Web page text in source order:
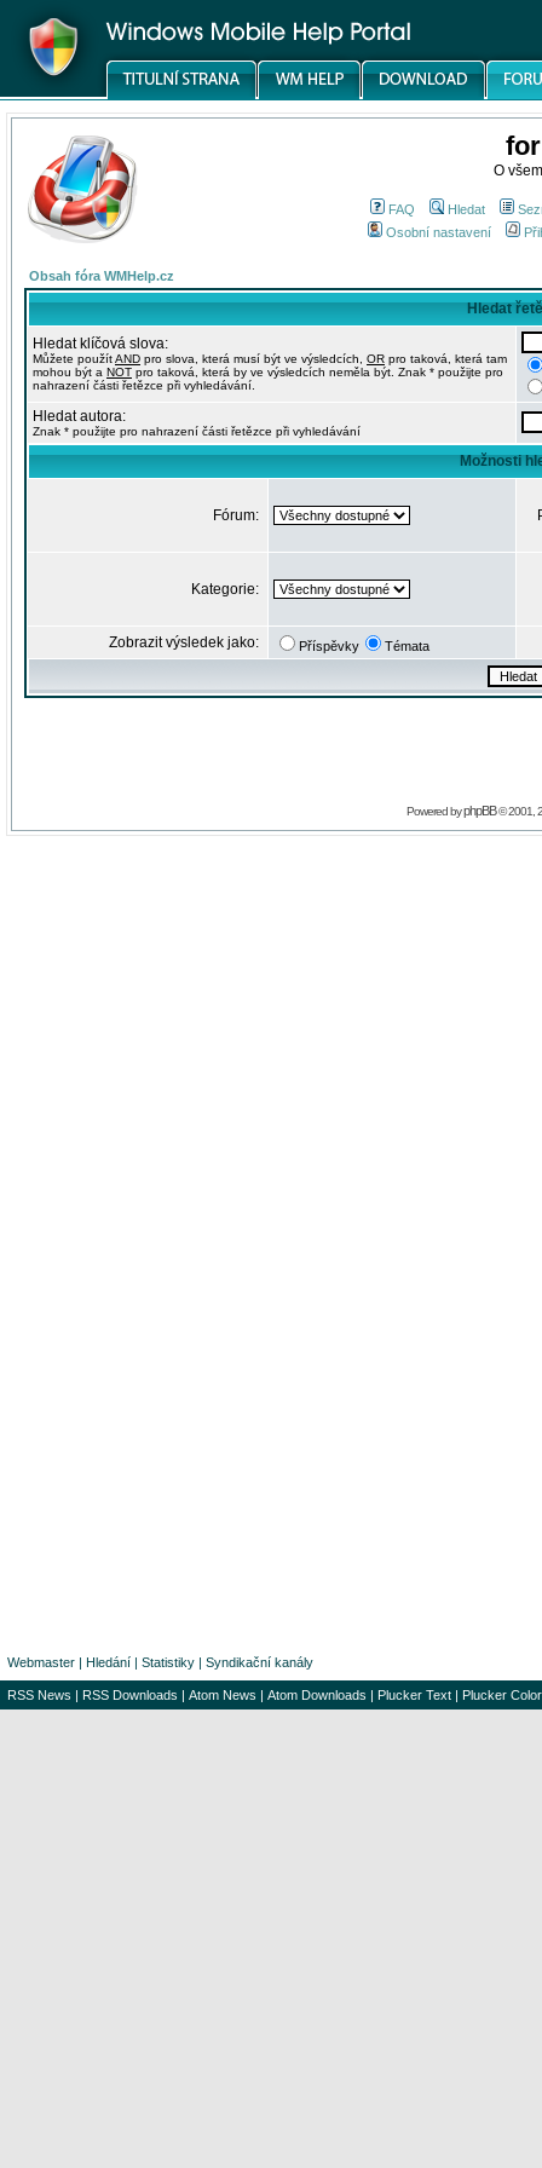
O
FAQ Hledat
Osobní nastavení
Obsah fóra WMHelp.cz
Hledat
Hledat klíčová slova:
Můžete použítAND pro slova, která musí být ve výsledcích, OR pro taková, která tam
mohou být a NOT pro taková, která by ve výsledcích neměla být. Znak * použijte pro
nahrazení části řetězce při vyhledávání.
Hledat autora:
Znak * použijte pro nahrazení části řetězce při vyhledávání
Možnosti
Fórum:
Kategorie:
Zobrazit výsledek jako: Příspěvky Témata
Powered byphpBB© 2001,
Webmaster | Hledání | Statistiky | Syndikační kanály
RSS News | RSS Downloads | Atom News | Atom Downloads | Plucker Text | Plucker Color